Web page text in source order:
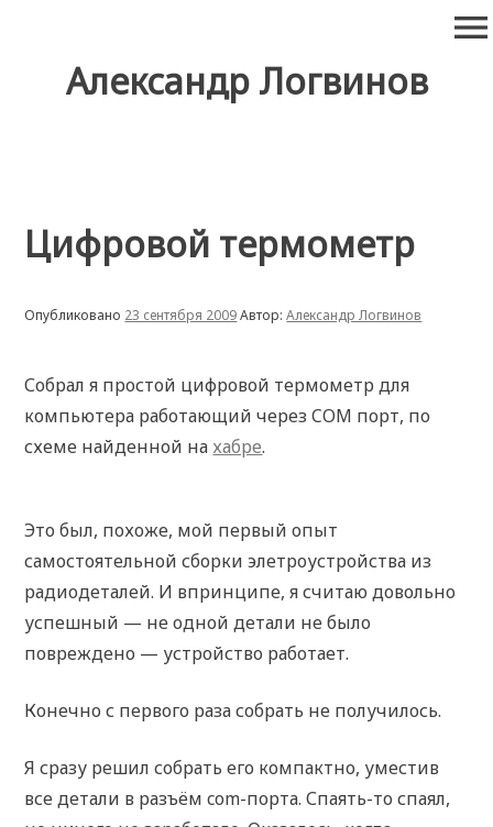
содержимомуАлександр Логвинов
menu
Цифровой термометр
Опубликовано 23 сентября 2009Автор:Александр Логвинов
Собрал я простой цифровой термометр для
компьютера работающий через COM порт, по
схеме найденной на хабре.
Это был, похоже, мой первый опыт
самостоятельной сборки элетроустройства из
радиодеталей. И впринципе, я считаю довольно
успешный — не одной детали не было
повреждено — устройство работает.
Конечно с первого раза собрать не получилось.
Я сразу решил собрать его компактно, уместив
все детали в разъём com-порта. Спаять-то спаял,